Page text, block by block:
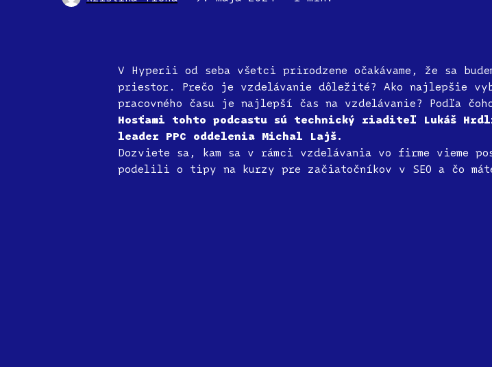
V Hyperii od seba všetci prirodzene očakávame, že sa
priestor. Prečo je vzdelávanie dôležité? Ako najlepšie
pracovného času je najlepší čas na vzdelávanie? Podľa
Hosťami tohto podcastu sú technický riaditeľ Lukáš
leader PPC oddelenia Michal Lajš.
Dozviete sa, kam sa v rámci vzdelávania vo firme vieme
podelili o tipy na kurzy pre začiatočníkov v SEO a čo